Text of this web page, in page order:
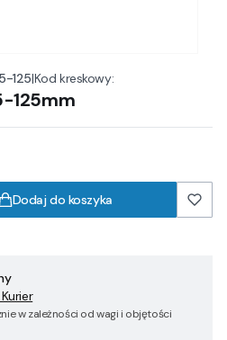
125|Kod kreskowy:
125mm
Dodaj do koszyka
w zależności od wagi i objętości